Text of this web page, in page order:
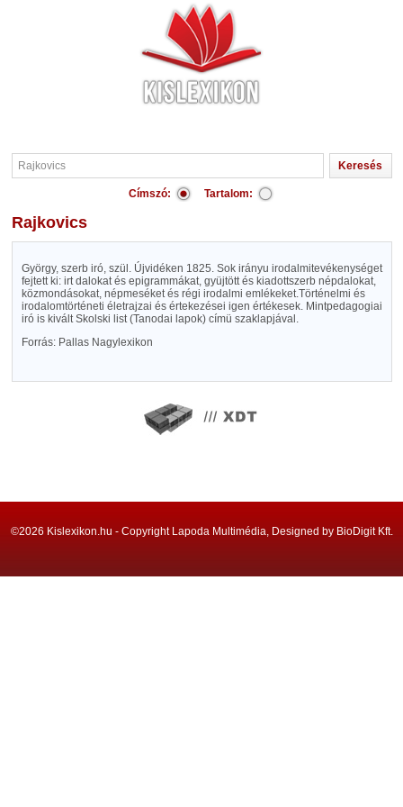
Címszó: Tartalom:
Rajkovics
György, szerb iró, szül. Újvidéken 1825. Sok irányu irodalmitevékenységet
fejtett ki: irt dalokat és epigrammákat, gyüjtött és kiadottszerb népdalokat,
közmondásokat, népmeséket és régi irodalmi emlékeket.Történelmi és
irodalomtörténeti életrajzai és értekezései igen értékesek. Mintpedagogiai
iró is kivált Skolski list (Tanodai lapok) címü szaklapjával.
Forrás: Pallas Nagylexikon
©2026 Kislexikon.hu - Copyright Lapoda Multimédia, Designed by BioDigit Kft.